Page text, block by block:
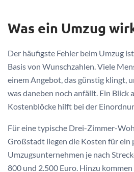
Was ein Umzug
Der häufigste Fehler beim Umzug
Basis von Wunschzahlen. Viele
einem Angebot, das günstig klingt,
was daneben noch anfällt. Ein Blick
Kostenblöcke hilft bei der
Für eine typische Drei-Zimmer-
Großstadt liegen die Kosten für ein
Umzugsunternehmen je nach
800 und 2.500 Euro. Hinzu